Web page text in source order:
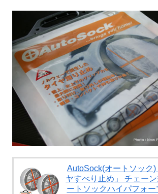
AutoSock(オートソック)
ヤすべり止め」 チェー
ートソックハイパフォー